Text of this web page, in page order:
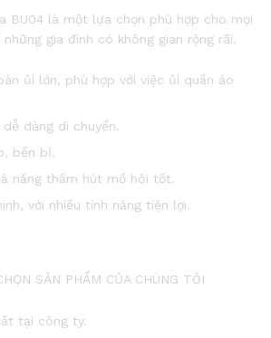
BU04 là một lựa chọn phù hợp cho mọi
gia đình có không gian rộng rãi.
ủi lớn, phù hợp với việc ủi quần áo
dàng di chuyển.
bền bỉ.
năng thấm hút mồ hôi tốt.
với nhiều tính năng tiện lợi.
SẢN PHẨM CỦA CHÚNG TÔI
tại công ty.